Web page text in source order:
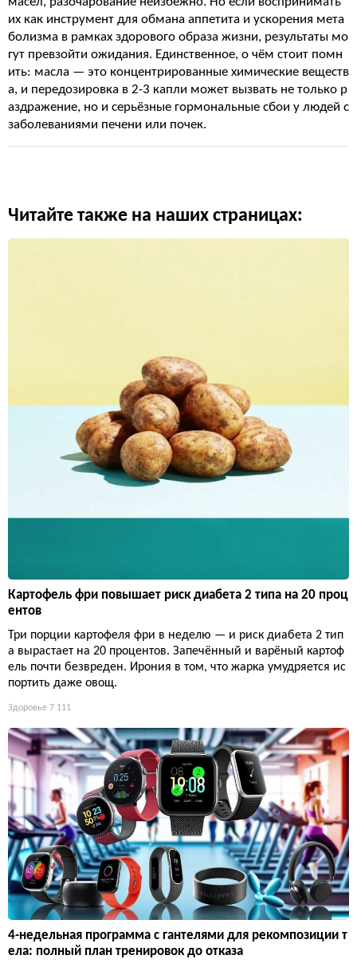
их как инструмент для обмана аппетита и ускорения мета
болизма в рамках здорового образа жизни, результаты мо
гут превзойти ожидания. Единственное, о чём стоит помн
ить: масла — это концентрированные химические веществ
а, и передозировка в 2-3 капли может вызвать не только р
аздражение, но и серьёзные гормональные сбои у людей с
заболеваниями печени или почек.
Читайте также на наших страницах:
Картофель фри повышает риск диабета 2 типа на 20 проц
ентов
Три порции картофеля фри в неделю — и риск диабета 2 тип
а вырастает на 20 процентов. Запечённый и варёный картоф
ель почти безвреден. Ирония в том, что жарка умудряется ис
портить даже овощ.
Здоровье 7 111
4-недельная программа с гантелями для рекомпозиции т
ела: полный план тренировок до отказа